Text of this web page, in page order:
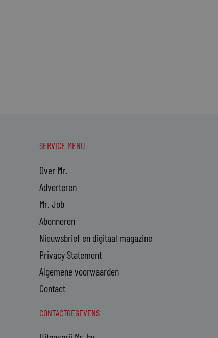
SERVICE MENU
Over Mr.
Adverteren
Mr. Job
Abonneren
Nieuwsbrief en digitaal magazine
Privacy Statement
Algemene voorwaarden
Contact
CONTACTGEGEVENS